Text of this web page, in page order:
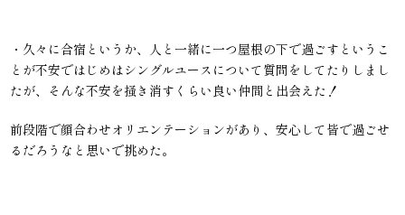
・久々に合宿というか、人と一緒に一つ屋根の下で過ごすというこ
とが不安ではじめはシングルユースについて質問をしてたりしまし
たが、そんな不安を掻き消すくらい良い仲間と出会えた！
前段階で顔合わせオリエンテーションがあり、安心して皆で過ごせ
るだろうなと思いで挑めた。